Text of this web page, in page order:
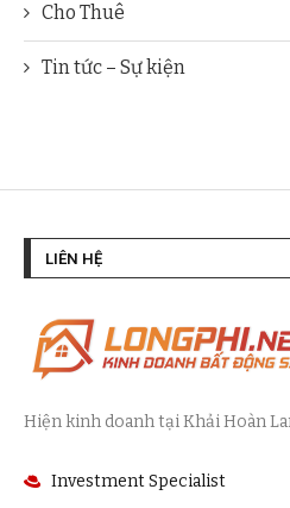
Cho Thuê
Tin tức – Sự kiện
LIÊN HỆ
Hiện kinh doanh tại Khải Hoàn
Investment Specialist